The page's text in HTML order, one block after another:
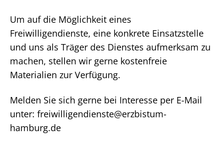
Um auf die Möglichkeit eines
Freiwilligendienste, eine konkrete Einsatzstelle
und uns als Träger des Dienstes aufmerksam zu
machen, stellen wir gerne kostenfreie
Materialien zur Verfügung.
Melden Sie sich gerne bei Interesse per E-Mail
unter: freiwilligendienste@erzbistum-
hamburg.de